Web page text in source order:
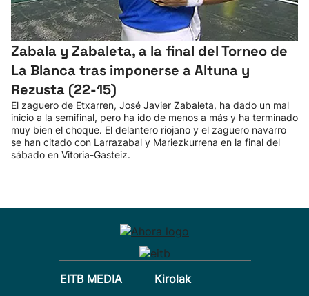
Zabala y Zabaleta, a la final del Torneo de
La Blanca tras imponerse a Altuna y
Rezusta (22-15)
El zaguero de Etxarren, José Javier Zabaleta, ha dado un mal
inicio a la semifinal, pero ha ido de menos a más y ha terminado
muy bien el choque. El delantero riojano y el zaguero navarro
se han citado con Larrazabal y Mariezkurrena en la final del
sábado en Vitoria-Gasteiz.
EITB MEDIA
Kirolak